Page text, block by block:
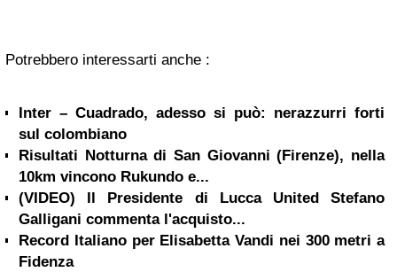
Potrebbero interessarti anche :
Inter – Cuadrado, adesso si può: nerazzurri forti
sul colombiano
Risultati Notturna di San Giovanni (Firenze), nella
10km vincono Rukundo e...
(VIDEO) Il Presidente di Lucca United Stefano
Galligani commenta l'acquisto...
Record Italiano per Elisabetta Vandi nei 300 metri a
Fidenza